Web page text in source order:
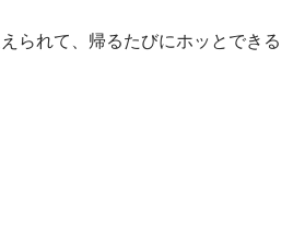
られて、帰るたびにホッとできる